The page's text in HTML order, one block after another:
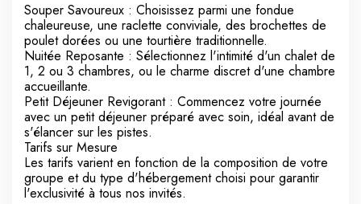
Souper Savoureux : Choisissez parmi une fondue
chaleureuse, une raclette conviviale, des brochettes de
poulet dorées ou une tourtière traditionnelle.
Nuitée Reposante : Sélectionnez l'intimité d'un chalet de
1, 2 ou 3 chambres, ou le charme discret d'une chambre
accueillante.
Petit Déjeuner Revigorant : Commencez votre journée
avec un petit déjeuner préparé avec soin, idéal avant de
s'élancer sur les pistes.
Tarifs sur Mesure
Les tarifs varient en fonction de la composition de votre
groupe et du type d'hébergement choisi pour garantir
l'exclusivité à tous nos invités.